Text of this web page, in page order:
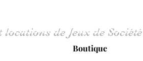
locations de Jeux de
Boutique